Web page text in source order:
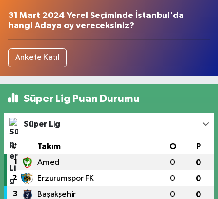
31 Mart 2024 Yerel Seçiminde İstanbul'da
hangi Adaya oy vereceksiniz?
Ankete Katıl
Süper Lig Puan Durumu
Süper Lig
# Takım O P
1 Amed 0 0
2 Erzurumspor FK 0 0
3 Başakşehir 0 0